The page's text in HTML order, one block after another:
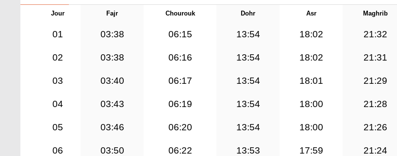
Jour Fajr Chourouk Dohr Asr Maghrib
01 03:38 06:15 13:54 18:02 21:32
02 03:38 06:16 13:54 18:02 21:31
03 03:40 06:17 13:54 18:01 21:29
04 03:43 06:19 13:54 18:00 21:28
05 03:46 06:20 13:54 18:00 21:26
06 03:50 06:22 13:53 17:59 21:24